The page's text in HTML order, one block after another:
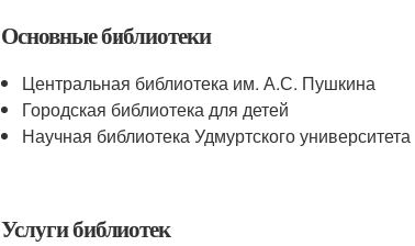
Основные библиотеки
Центральная библиотека им. А.С. Пушкина
Городская библиотека для детей
Научная библиотека Удмуртского университета
Услуги библиотек